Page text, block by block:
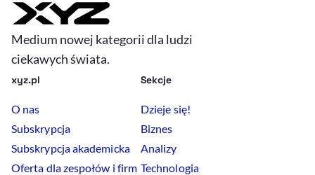
Medium nowej kategorii dla ludzi
ciekawych świata.
xyz.pl
O nas
Subskrypcja
Subskrypcja akademicka
Oferta dla zespołów i firm
Sekcje
Dzieje się!
Biznes
Analizy
Technologia